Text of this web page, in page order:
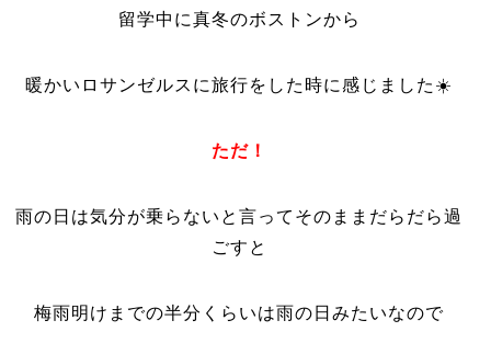
留学中に真冬のボストンから
暖かいロサンゼルスに旅行をした時に感じました☀️
ただ！
雨の日は気分が乗らないと言ってそのままだらだら過
ごすと
梅雨明けまでの半分くらいは雨の日みたいなので